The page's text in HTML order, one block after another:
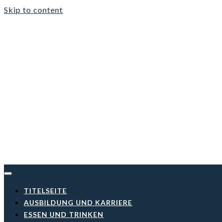
Skip to content
TITELSEITE
AUSBILDUNG UND KARRIERE
ESSEN UND TRINKEN